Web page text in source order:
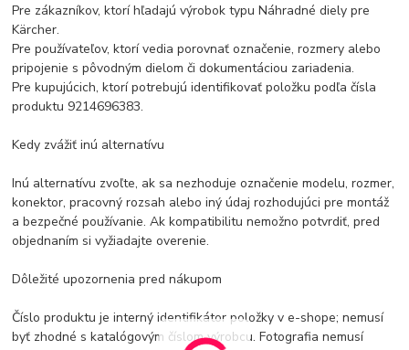
Pre zákazníkov, ktorí hľadajú výrobok typu Náhradné diely pre
Kärcher.
Pre používateľov, ktorí vedia porovnať označenie, rozmery alebo
pripojenie s pôvodným dielom či dokumentáciou zariadenia.
Pre kupujúcich, ktorí potrebujú identifikovať položku podľa čísla
produktu 9214696383.
Kedy zvážiť inú alternatívu
Inú alternatívu zvoľte, ak sa nezhoduje označenie modelu, rozmer,
konektor, pracovný rozsah alebo iný údaj rozhodujúci pre montáž
a bezpečné používanie. Ak kompatibilitu nemožno potvrdiť, pred
objednaním si vyžiadajte overenie.
Dôležité upozornenia pred nákupom
Číslo produktu je interný identifikátor položky v e-shope; nemusí
byť zhodné s katalógovým číslom výrobcu. Fotografia nemusí